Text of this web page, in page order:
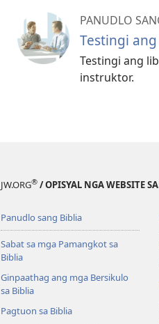
PANUDLO
Testingi
Testingi ang
instruktor.
JW.ORG® / OPISYAL NGA WEBSITE
Panudlo sang Biblia
Sabat sa mga Pamangkot sa
Biblia
Ginpaathag ang mga Bersikulo
sa Biblia
Pagtuon sa Biblia